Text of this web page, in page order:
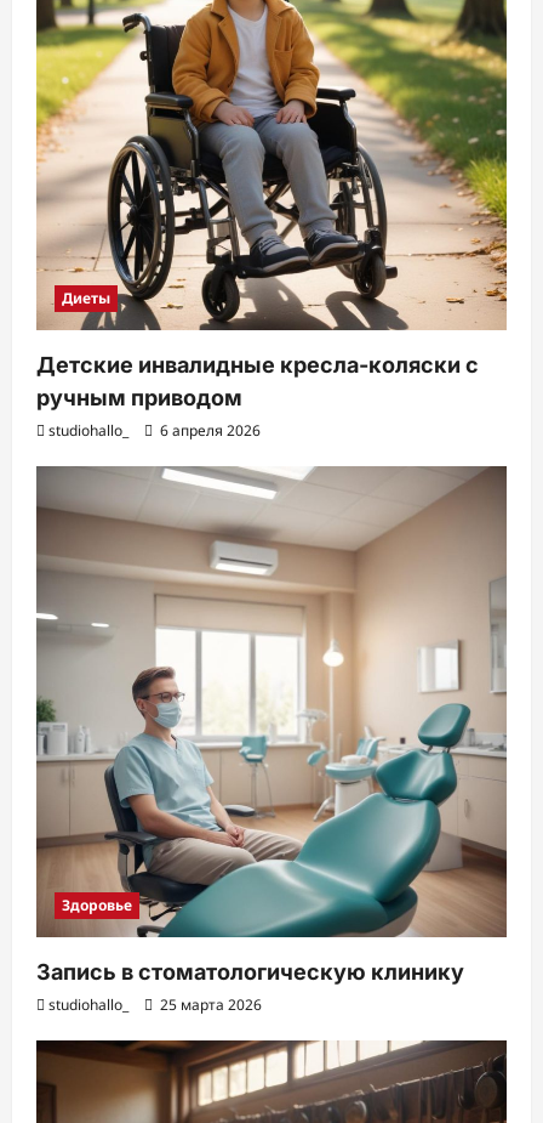
Диеты
Детские инвалидные кресла-коляски с
ручным приводом
studiohallo_ 6 апреля 2026
Здоровье
Запись в стоматологическую клинику
studiohallo_ 25 марта 2026